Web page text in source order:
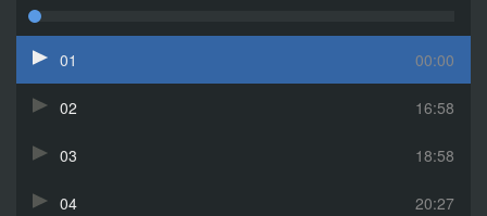
00:00
01
16:58
02
18:58
03
20:27
04